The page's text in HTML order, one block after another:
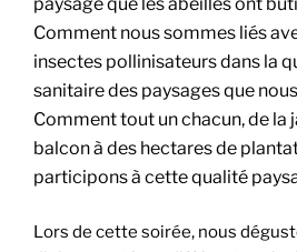
Comment nous sommes liés
insectes pollinisateurs dans la
sanitaire des paysages que
Comment tout un chacun, de la
balcon à des hectares de
participons à cette qualité
Lors de cette soirée, nous